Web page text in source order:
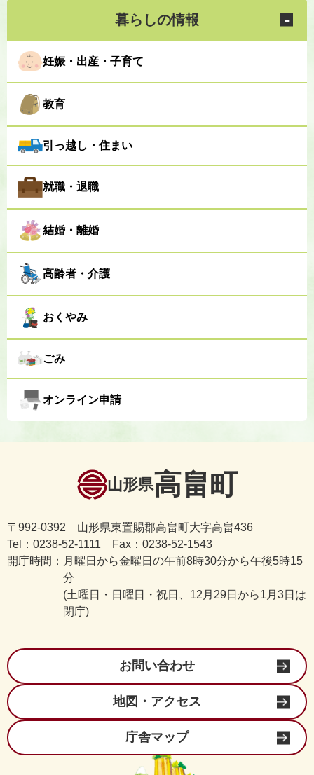
暮らしの情報
妊娠・出産・子育て
教育
引っ越し・住まい
就職・退職
結婚・離婚
高齢者・介護
おくやみ
ごみ
オンライン申請
山形県高畠町
〒992-0392 山形県東置賜郡高畠町大字高畠436
Tel：0238-52-1111 Fax：0238-52-1543
開庁時間： 月曜日から金曜日の午前8時30分から午後5時15
分
(土曜日・日曜日・祝日、12月29日から1月3日は
閉庁)
お問い合わせ
地図・アクセス
庁舎マップ